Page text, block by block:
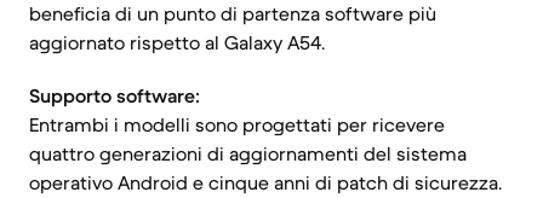
beneficia di un punto di partenza software più
aggiornato rispetto al Galaxy A54.
Supporto software:
Entrambi i modelli sono progettati per ricevere
quattro generazioni di aggiornamenti del sistema
operativo Android e cinque anni di patch di sicurezza.